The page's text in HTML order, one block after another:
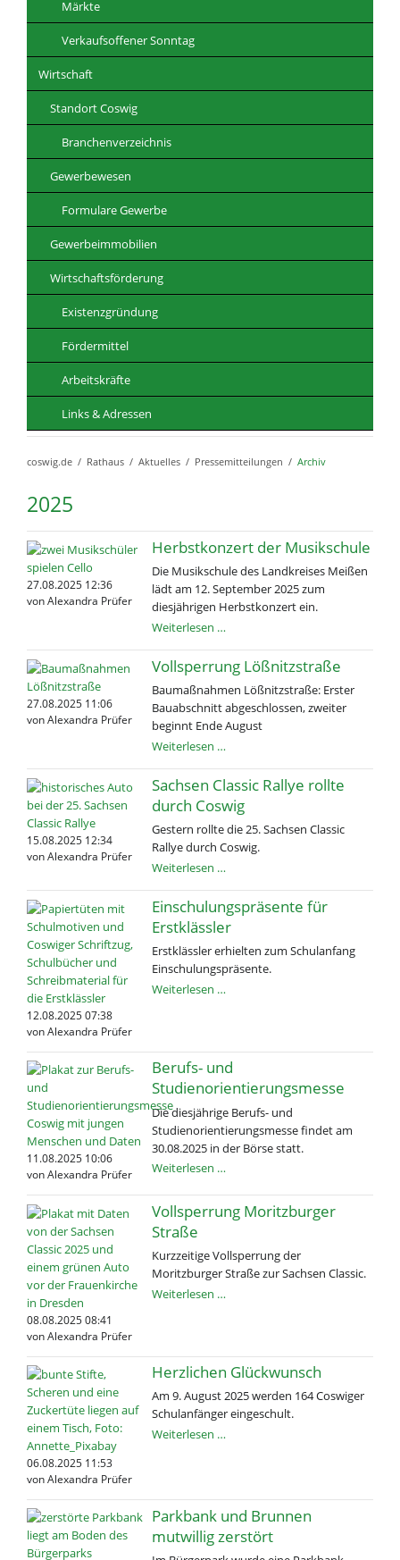
Märkte
Verkaufsoffener Sonntag
Wirtschaft
Standort Coswig
Branchenverzeichnis
Gewerbewesen
Formulare Gewerbe
Gewerbeimmobilien
Wirtschaftsförderung
Existenzgründung
Fördermittel
Arbeitskräfte
Links & Adressen
coswig.de Rathaus Aktuelles Pressemitteilungen Archiv
2025
27.08.2025 12:36
von Alexandra Prüfer
Herbstkonzert der Musikschule
Die Musikschule des Landkreises Meißen
lädt am 12. September 2025 zum
diesjährigen Herbstkonzert ein.
Weiterlesen …Herbstkonzert
Musikschule
27.08.2025 11:06
von Alexandra Prüfer
Vollsperrung Lößnitzstraße
Baumaßnahmen Lößnitzstraße: Erster
Bauabschnitt abgeschlossen, zweiter
beginnt Ende August
Weiterlesen …Vollsperrung
15.08.2025 12:34
von Alexandra Prüfer
Sachsen Classic Rallye rollte
durch Coswig
Gestern rollte die 25. Sachsen Classic
Rallye durch Coswig.
Weiterlesen …Sachsen
Rallye
rollte
durch
Coswig
12.08.2025 07:38
von Alexandra Prüfer
Einschulungspräsente für
Erstklässler
Erstklässler erhielten zum Schulanfang
Einschulungspräsente.
Weiterlesen …Einschulungspräsente
11.08.2025 10:06
von Alexandra Prüfer
Berufs- und
Studienorientierungsmesse
Die diesjährige Berufs- und
Studienorientierungsmesse findet am
30.08.2025 in der Börse statt.
Weiterlesen …Berufs-
Studienorientierungsmesse
08.08.2025 08:41
von Alexandra Prüfer
Vollsperrung Moritzburger
Straße
Kurzzeitige Vollsperrung der
Moritzburger Straße zur Sachsen Classic.
Weiterlesen …
06.08.2025 11:53
von Alexandra Prüfer
Herzlichen Glückwunsch
Am 9. August 2025 werden 164 Coswiger
Schulanfänger eingeschult.
Weiterlesen …Herzlichen
Parkbank und Brunnen
mutwillig zerstört